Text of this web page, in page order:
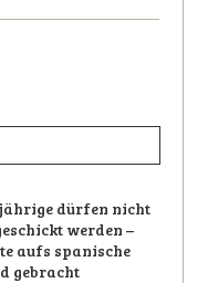
dürfen nicht
werden –
aufs spanische
gebracht